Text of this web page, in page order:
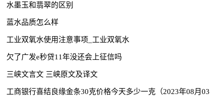
水墨玉和翡翠的区别
蓝水品质怎么样
工业双氧水使用注意事项_工业双氧水
欠了广发e秒贷11年没还会上征信吗
三峡文言文 三峡原文及译文
工商银行喜结良缘金条30克价格今天多少一克（2023年08月03